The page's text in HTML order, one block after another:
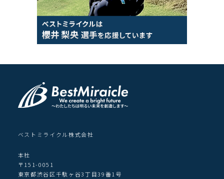
ベストミライクル株式会社
本社
〒151-0051
東京都渋谷区千駄ヶ谷3丁目39番1号